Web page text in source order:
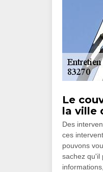
Le
la ville
Des
ces
pouvons
sachez qu'il